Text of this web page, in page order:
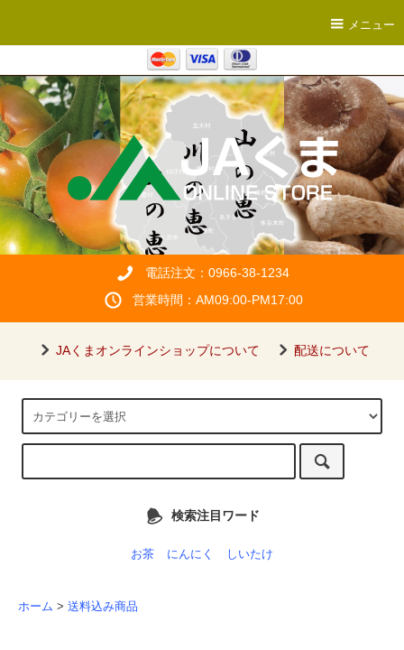
メニュー
電話注文：0966-38-1234
営業時間：AM09:00-PM17:00
JAくまオンラインショップについて 配送について
検索注目ワード
お茶 にんにく しいたけ
ホーム > 送料込み商品